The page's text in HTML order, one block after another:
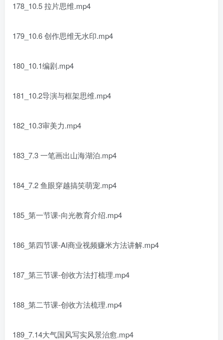
178_10.5 拉片思维.mp4
179_10.6 创作思维无水印.mp4
180_10.1编剧.mp4
181_10.2导演与框架思维.mp4
182_10.3审美力.mp4
183_7.3 一笔画出山海湖泊.mp4
184_7.2 鱼眼穿越搞笑萌宠.mp4
185_第一节课-向光教育介绍.mp4
186_第四节课-AI商业视频赚米方法讲解.mp4
187_第三节课-创收方法打梳理.mp4
188_第二节课-创收方法梳理.mp4
189_7.14大气国风写实风景治愈.mp4